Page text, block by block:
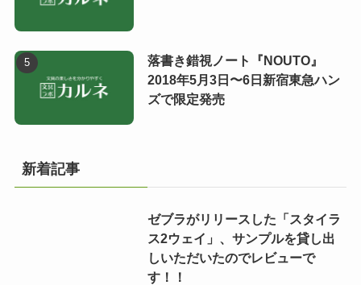
落書き錯視ノート『NOUTO』
2018年5月3日〜6日新宿東急ハン
ズで限定発売
新着記事
ゼブラがリリースした「スタイラ
ス2ウェイ」、サンプルを貸し出
しいただいたのでレビューで
す！！